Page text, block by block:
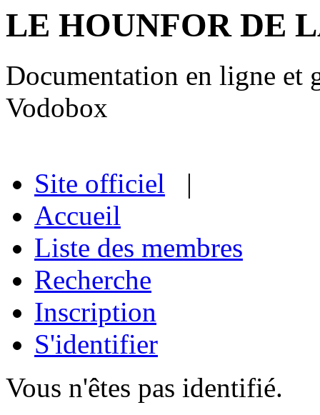
LE HOUNFOR DE
Documentation en ligne et
Vodobox
Site officiel |
Accueil
Liste des membres
Recherche
Inscription
S'identifier
Vous n'êtes pas identifié.